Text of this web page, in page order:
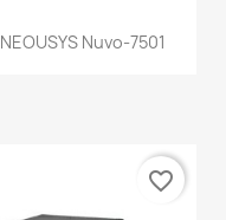
NEOUSYS Nuvo-7501
favorite_border